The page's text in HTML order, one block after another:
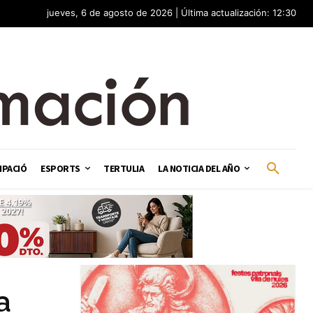
jueves, 6 de agosto de 2026 | Última actualización: 12:30
ESPORTS TERTULIA LA NOTICIA DEL AÑO